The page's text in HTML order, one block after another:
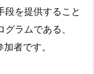
段を提供すること
ラムである、
者です。